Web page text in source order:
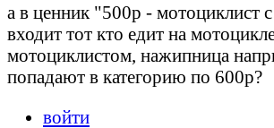
а в ценник "500р - мотоциклист
входит тот кто едит на
мотоциклистом, нажипница
попадают в категорию по 600р?
войти